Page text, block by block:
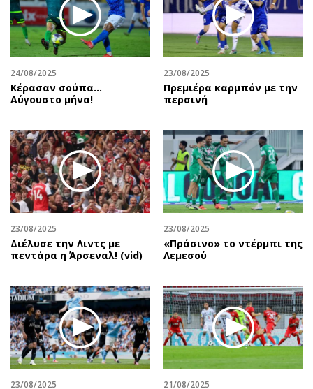
24/08/2025
Κέρασαν σούπα…
Αύγουστο μήνα!
23/08/2025
Πρεμιέρα καρμπόν με την
περσινή
23/08/2025
Διέλυσε την Λιντς με
πεντάρα η Άρσεναλ! (vid)
23/08/2025
«Πράσινο» το ντέρμπι της
Λεμεσού
23/08/2025 21/08/2025